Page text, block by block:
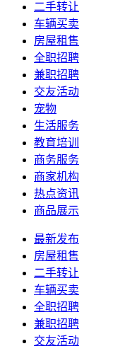
二手转让
车辆买卖
房屋租售
全职招聘
兼职招聘
交友活动
宠物
生活服务
教育培训
商务服务
商家机构
热点资讯
商品展示
最新发布
房屋租售
二手转让
车辆买卖
全职招聘
兼职招聘
交友活动